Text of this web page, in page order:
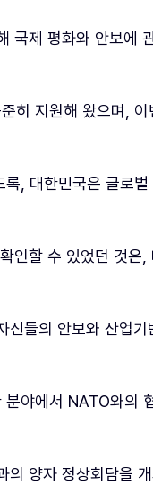
국제 평화와 안보에
히 지원해 왔으며,
, 대한민국은 글로벌
인할 수 있었던 것은
들의 안보와 산업
야에서 NATO와의
양자 정상회담을